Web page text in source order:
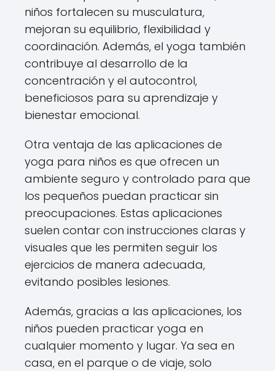
niños fortalecen su musculatura,
mejoran su equilibrio, flexibilidad y
coordinación. Además, el yoga también
contribuye al desarrollo de la
concentración y el autocontrol,
beneficiosos para su aprendizaje y
bienestar emocional.
Otra ventaja de las aplicaciones de
yoga para niños es que ofrecen un
ambiente seguro y controlado para que
los pequeños puedan practicar sin
preocupaciones. Estas aplicaciones
suelen contar con instrucciones claras y
visuales que les permiten seguir los
ejercicios de manera adecuada,
evitando posibles lesiones.
Además, gracias a las aplicaciones, los
niños pueden practicar yoga en
cualquier momento y lugar. Ya sea en
casa, en el parque o de viaje, solo